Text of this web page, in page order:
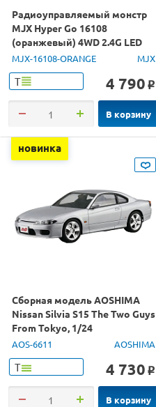
Радиоуправляемый монстр
MJX Hyper Go 16108
(оранжевый) 4WD 2.4G LED
1/16 RTR
MJX-16108-ORANGE MJX
Т 4 790 o
В корзину
новинка
Сборная модель AOSHIMA
Nissan Silvia S15 The Two Guys
From Tokyo, 1/24
AOS-6611 AOSHIMA
Т 4 730 o
В корзину